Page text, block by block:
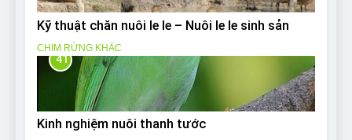
Kỹ thuật chăn nuôi le le – Nuôi le le sinh sản
CHIM RỪNG KHÁC
41
Kinh nghiệm nuôi thanh tước